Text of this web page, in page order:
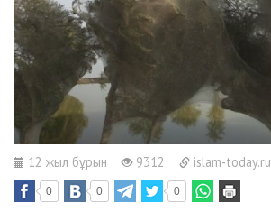
12 жыл бұрын 9312 islam-today.ru
0 0 0